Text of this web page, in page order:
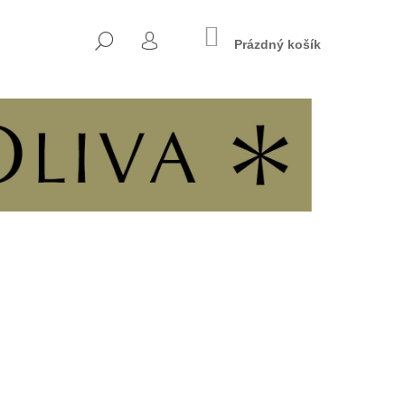
HLEDAT
PŘIHLÁŠENÍ
NÁKUPNÍ
KOŠÍK
Prázdný košík